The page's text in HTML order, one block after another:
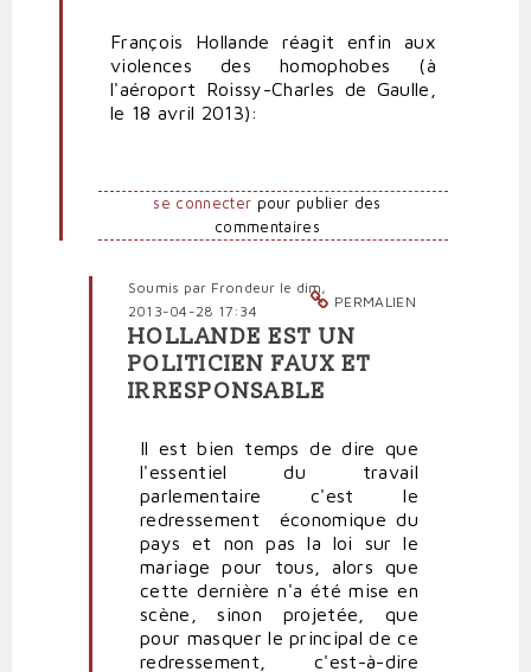
des
violences
fascistes
en
François Hollande réagit enfin aux
violences des homophobes (à
l'aéroport Roissy-Charles de Gaulle,
le 18 avril 2013):
se connecter pour publier des
commentaires
PERMALIEN
Soumis par Frondeur le dim,
2013-04-28 17:34
En
réponse
à
de
François
Hollande
aux
violences
des
anti-
MPT
par
politpro
HOLLANDE EST UN
POLITICIEN FAUX ET
IRRESPONSABLE
Il est bien temps de dire que
l'essentiel du travail
parlementaire c'est le
redressement économique du
pays et non pas la loi sur le
mariage pour tous, alors que
cette dernière n'a été mise en
scène, sinon projetée, que
pour masquer le principal de ce
redressement, c'est-à-dire